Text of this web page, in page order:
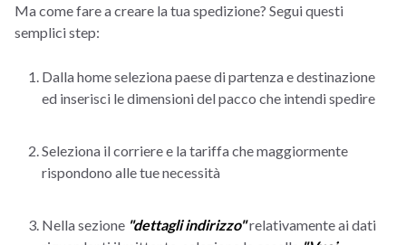
Ma come fare a creare la tua spedizione? Segui questi
semplici step:
Dalla home seleziona paese di partenza e destinazione
ed inserisci le dimensioni del pacco che intendi spedire
Seleziona il corriere e la tariffa che maggiormente
rispondono alle tue necessità
Nella sezione "dettagli indirizzo"relativamente ai dati